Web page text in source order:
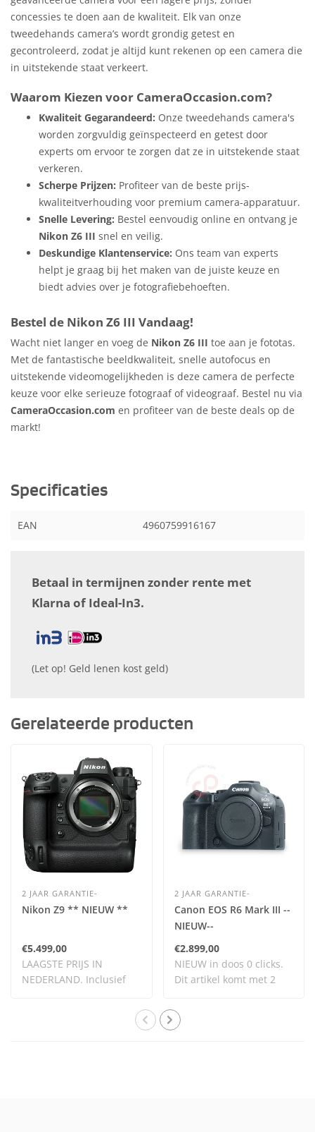
concessies te doen aan de kwaliteit. Elk van onze
tweedehands camera’s wordt grondig getest en
gecontroleerd, zodat je altijd kunt rekenen op een camera die
in uitstekende staat verkeert.
Waarom Kiezen voor CameraOccasion.com?
Kwaliteit Gegarandeerd: Onze tweedehands camera's
worden zorgvuldig geïnspecteerd en getest door
experts om ervoor te zorgen dat ze in uitstekende staat
verkeren.
Scherpe Prijzen: Profiteer van de beste prijs-
kwaliteitverhouding voor premium camera-apparatuur.
Snelle Levering: Bestel eenvoudig online en ontvang je
Nikon Z6 III snel en veilig.
Deskundige Klantenservice: Ons team van experts
helpt je graag bij het maken van de juiste keuze en
biedt advies over je fotografiebehoeften.
Bestel de Nikon Z6 III Vandaag!
Wacht niet langer en voeg de Nikon Z6 III toe aan je fototas.
Met de fantastische beeldkwaliteit, snelle autofocus en
uitstekende videomogelijkheden is deze camera de perfecte
keuze voor elke serieuze fotograaf of videograaf. Bestel nu via
CameraOccasion.com en profiteer van de beste deals op de
markt!
Specificaties
EAN 4960759916167
Betaal in termijnen zonder rente met
Klarna of Ideal-In3.
(Let op! Geld lenen kost geld)
Gerelateerde producten
2 JAAR GARANTIE-
Nikon Z9 ** NIEUW **
€5.499,00
LAAGSTE PRIJS IN
NEDERLAND. Inclusief
2 JAAR GARANTIE-
Canon EOS R6 Mark III --
NIEUW--
€2.899,00
NIEUW in doos 0 clicks.
Dit artikel komt met 2